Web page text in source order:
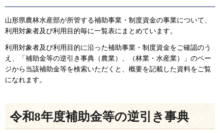
山形県農林水産部が所管する補助事業・制度資金の事業について、
利用対象者及び利用目的毎に一覧表にまとめています。
利用対象者及び利用目的に沿った補助事業・制度資金をご確認のう
え、「補助金等の逆引き事典（農業）、（林業・水産業）」のペー
ジから当該補助金等を検索いただくと、概要を記載した資料をご覧
になれます。
令和8年度補助金等の逆引き事典